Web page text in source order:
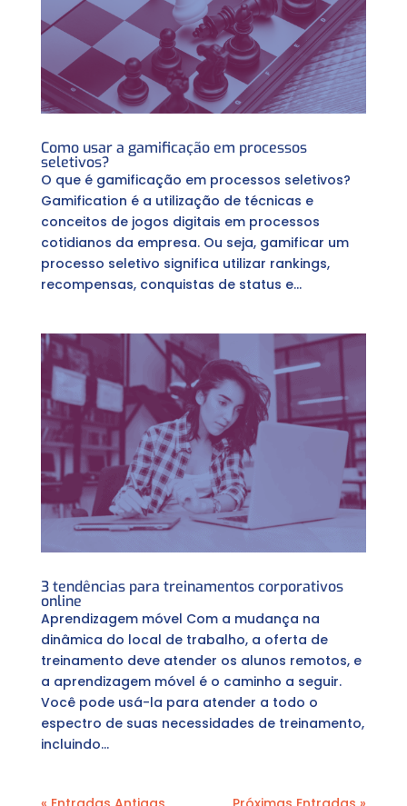
Como usar a gamificação em processos
seletivos?
O que é gamificação em processos seletivos?
Gamification é a utilização de técnicas e
conceitos de jogos digitais em processos
cotidianos da empresa. Ou seja, gamificar um
processo seletivo significa utilizar rankings,
recompensas, conquistas de status e...
3 tendências para treinamentos corporativos
online
Aprendizagem móvel Com a mudança na
dinâmica do local de trabalho, a oferta de
treinamento deve atender os alunos remotos, e
a aprendizagem móvel é o caminho a seguir.
Você pode usá-la para atender a todo o
espectro de suas necessidades de treinamento,
incluindo...